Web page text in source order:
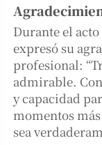
Durante el
expresó su
profesional:
admirable.
y capacidad
momentos
sea